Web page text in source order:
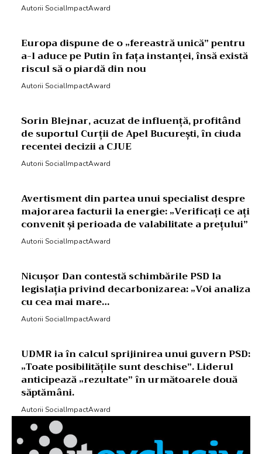
Autorii SocialImpactAward
Europa dispune de o „fereastră unică” pentru
a-l aduce pe Putin în fața instanței, însă există
riscul să o piardă din nou
Autorii SocialImpactAward
Sorin Blejnar, acuzat de influență, profitând
de suportul Curții de Apel București, în ciuda
recentei decizii a CJUE
Autorii SocialImpactAward
Avertisment din partea unui specialist despre
majorarea facturii la energie: „Verificați ce ați
convenit și perioada de valabilitate a prețului”
Autorii SocialImpactAward
Nicușor Dan contestă schimbările PSD la
legislația privind decarbonizarea: „Voi analiza
cu cea mai mare…
Autorii SocialImpactAward
UDMR ia în calcul sprijinirea unui guvern PSD:
„Toate posibilitățile sunt deschise”. Liderul
anticipează „rezultate” în următoarele două
săptămâni.
Autorii SocialImpactAward